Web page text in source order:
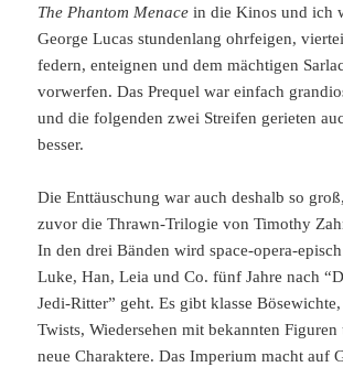
The Phantom Menace in die Kinos und ich
George Lucas stundenlang ohrfeigen,
federn, enteignen und dem mächtigen
vorwerfen. Das Prequel war einfach
und die folgenden zwei Streifen gerieten
besser.
Die Enttäuschung war auch deshalb so
zuvor die Thrawn-Trilogie von Timothy
In den drei Bänden wird space-opera-
Luke, Han, Leia und Co. fünf Jahre nach
Jedi-Ritter” geht. Es gibt klasse
Twists, Wiedersehen mit bekannten
neue Charaktere. Das Imperium macht auf